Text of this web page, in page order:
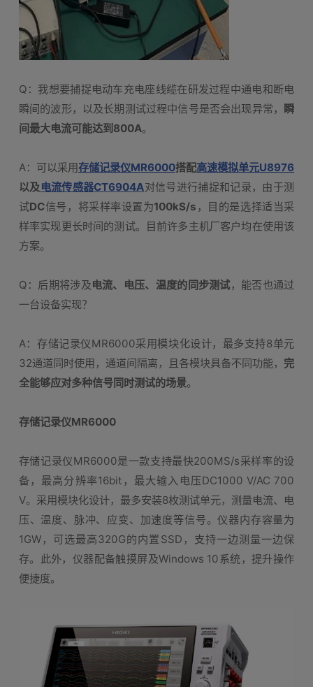
Q：我想要捕捉电动车充电座线缆在研发过程中通电和断电
瞬间的波形，以及长期测试过程中信号是否会出现异常， 瞬
间最大电流可能达到800A。
A：可以采用存储记录仪MR6000搭配高速模拟单元U8976
以及 电流传感器CT6904A对信号进行捕捉和记录，由于测
试DC信号，将采样率设置为100kS/s ，目的是选择适当采
样率实现更长时间的测试。目前许多主机厂客户均在使用该
方案。
Q：后期将涉及电流、电压、温度的同步测试 ，能否也通过
一台设备实现？
A：存储记录仪MR6000采用模块化设计，最多支持8单元
32通道同时使用，通道间隔离，且各模块具备不同功能， 完
全能够应对多种信号同时测试的场景。
存储记录仪MR6000
存储记录仪MR6000是一款支持最快200MS/s采样率的设
备，最高分辨率16bit，最大输入电压DC1000 V/AC 700
V。采用模块化设计，最多安装8枚测试单元，测量电流、电
压、温度、脉冲、应变、加速度等信号。仪器内存容量为
1GW，可选最高320G的内置SSD，支持一边测量一边保
存。此外，仪器配备触摸屏及Windows 10系统，提升操作
便捷度。